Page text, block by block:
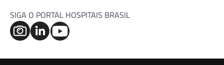
SIGA O PORTAL HOSPITAIS BRASIL